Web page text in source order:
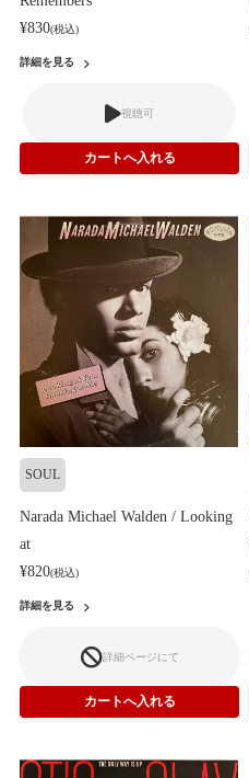
¥830(税込)
詳細を見る
視聴可
SOUL
Narada Michael Walden / Looking
at
¥820(税込)
詳細を見る
詳細ページにて